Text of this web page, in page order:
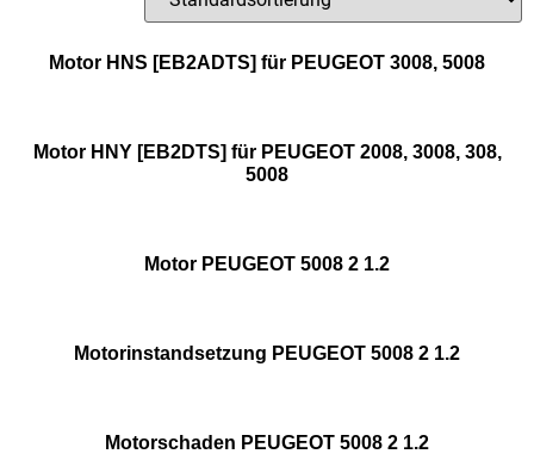
Motor HNS [EB2ADTS] für PEUGEOT 3008, 5008
Motor HNY [EB2DTS] für PEUGEOT 2008, 3008, 308,
5008
Motor PEUGEOT 5008 2 1.2
Motorinstandsetzung PEUGEOT 5008 2 1.2
Motorschaden PEUGEOT 5008 2 1.2